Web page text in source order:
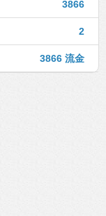
3866
2
3866 流金